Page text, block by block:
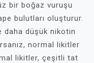
bir boğaz vuruşu
bulutları oluşturur.
daha düşük nikotin
normal likitler
likitler, çeşitli tat